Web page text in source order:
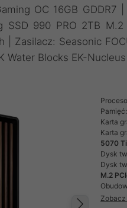
OC 16GB GDDR7
990 PRO 2TB
Zasilacz: Seasonic
Water Blocks EK-
Pamięć:
Karta
Karta
5070
Dysk
Dysk
M.2